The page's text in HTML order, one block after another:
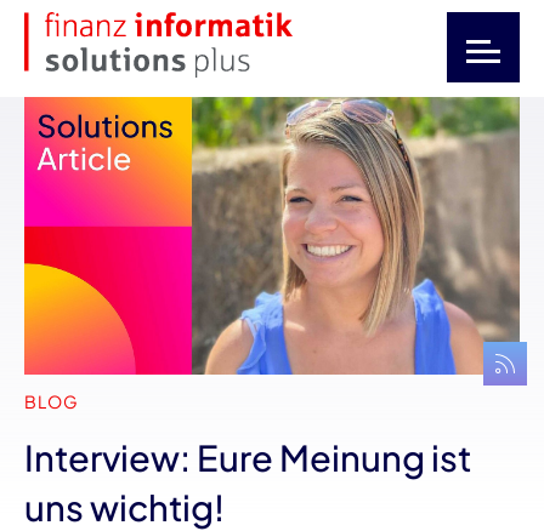
BLOG
Interview: Eure Meinung ist
uns wichtig!